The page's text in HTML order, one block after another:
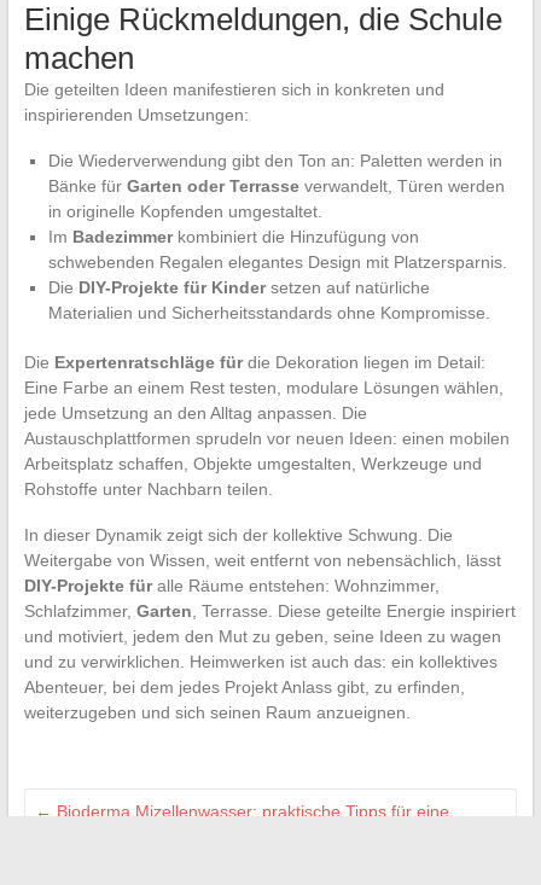
Einige Rückmeldungen, die Schule
machen
Die geteilten Ideen manifestieren sich in konkreten und
inspirierenden Umsetzungen:
Die Wiederverwendung gibt den Ton an: Paletten werden in
Bänke für Garten oder Terrasseverwandelt, Türen werden
in originelle Kopfenden umgestaltet.
Im Badezimmerkombiniert die Hinzufügung von
schwebenden Regalen elegantes Design mit Platzersparnis.
Die DIY-Projekte für Kindersetzen auf natürliche
Materialien und Sicherheitsstandards ohne Kompromisse.
Die Expertenratschläge fürdie Dekoration liegen im Detail:
Eine Farbe an einem Rest testen, modulare Lösungen wählen,
jede Umsetzung an den Alltag anpassen. Die
Austauschplattformen sprudeln vor neuen Ideen: einen mobilen
Arbeitsplatz schaffen, Objekte umgestalten, Werkzeuge und
Rohstoffe unter Nachbarn teilen.
In dieser Dynamik zeigt sich der kollektive Schwung. Die
Weitergabe von Wissen, weit entfernt von nebensächlich, lässt
DIY-Projekte füralle Räume entstehen: Wohnzimmer,
Schlafzimmer, Garten , Terrasse. Diese geteilte Energie inspiriert
und motiviert, jedem den Mut zu geben, seine Ideen zu wagen
und zu verwirklichen. Heimwerken ist auch das: ein kollektives
Abenteuer, bei dem jedes Projekt Anlass gibt, zu erfinden,
weiterzugeben und sich seinen Raum anzueignen.
← Bioderma Mizellenwasser: praktische Tipps für eine